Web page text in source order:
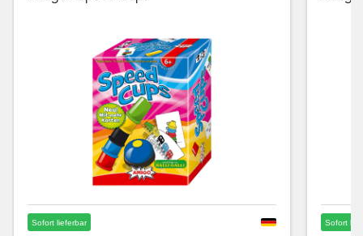
Sofort lieferbar Sofort